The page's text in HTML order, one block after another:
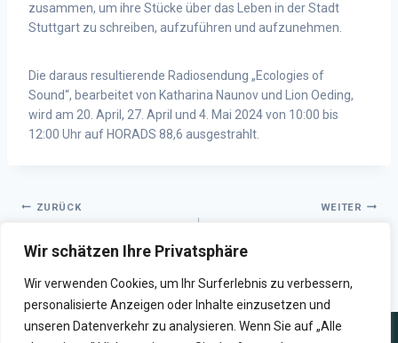
Wir schätzen Ihre Privatsphäre
Wir verwenden Cookies, um Ihr Surferlebnis zu verbessern,
personalisierte Anzeigen oder Inhalte einzusetzen und
unseren Datenverkehr zu analysieren. Wenn Sie auf „Alle
zusammen, um ihre Stücke über das Leben in der Stadt
Stuttgart zu schreiben, aufzuführen und aufzunehmen.
Die daraus resultierende Radiosendung „Ecologies of
Sound“, bearbeitet von Katharina Naunov und Lion Oeding,
wird am 20. April, 27. April und 4. Mai 2024 von 10:00 bis
12:00 Uhr auf HORADS 88,6 ausgestrahlt.
ZURÜCK
#17 | WE’RE GONNA MAKE IT
WEITER
SPRICH:STUTTGART auf